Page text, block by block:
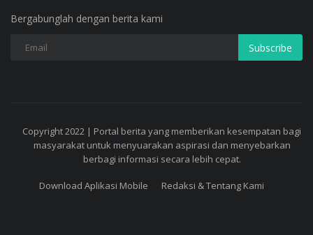
Bergabunglah dengan berita kami
Subscribe
Copyright 2022 | Portal berita yang memberikan kesempatan bagi
masyarakat untuk menyuarakan aspirasi dan menyebarkan
berbagi informasi secara lebih cepat.
Download Aplikasi Mobile Redaksi & Tentang Kami